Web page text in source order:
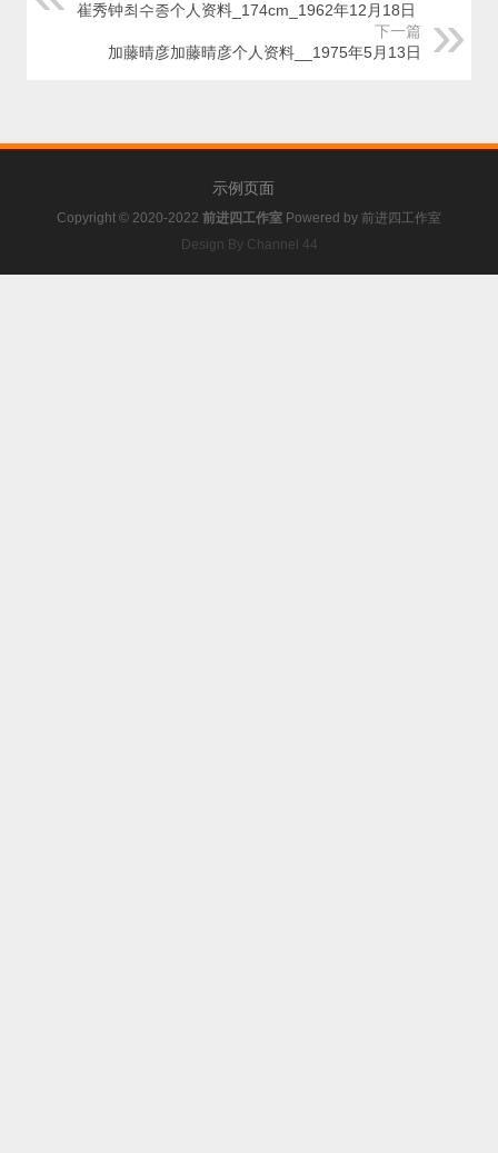
崔秀钟최수종个人资料_174cm_1962年12月18日
下一篇
加藤晴彦加藤晴彦个人资料__1975年5月13日
示例页面
Copyright © 2020-2022 前进四工作室 Powered by 前进四工作室
Design By Channel 44